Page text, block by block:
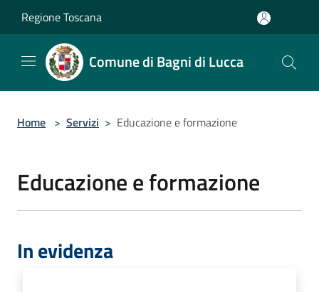
Regione Toscana
Comune di Bagni di Lucca
Home > Servizi > Educazione e formazione
Educazione e formazione
In evidenza